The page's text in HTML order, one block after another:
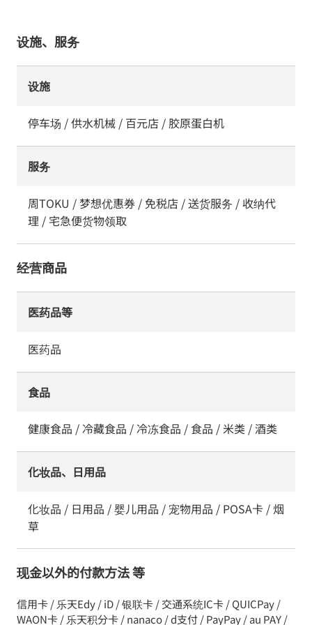
设施、服务
设施
停车场 / 供水机械 / 百元店 / 胶原蛋白机
服务
周TOKU / 梦想优惠券 / 免税店 / 送货服务 / 收纳代
理 / 宅急便货物领取
经营商品
医药品等
医药品
食品
健康食品 / 冷藏食品 / 冷冻食品 / 食品 / 米类 / 酒类
化妆品、日用品
化妆品 / 日用品 / 婴儿用品 / 宠物用品 / POSA卡 / 烟
草
现金以外的付款方法 等
信用卡 / 乐天Edy / iD / 银联卡 / 交通系统IC卡 / QUICPay /
WAON卡 / 乐天积分卡 / nanaco / d支付 / PayPay / au PAY /